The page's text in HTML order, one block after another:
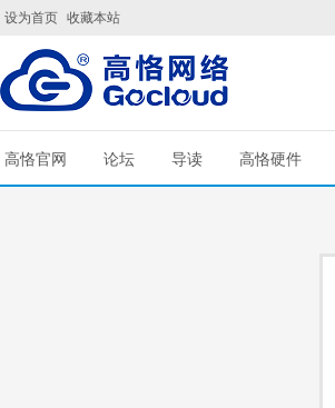
设为首页 收藏本站
高恪官网 论坛 导读 高恪硬件